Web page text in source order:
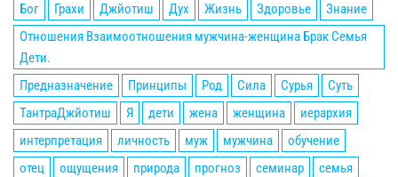
Бог
Грахи Джйотиш Дух Жизнь Здоровье
Знание
Отношения Взаимоотношения мужчина-женщина Брак Семья
Дети.
Предназначение
Принципы Род Сила Сурья
Суть
ТантраДжйотиш
Я дети жена женщина
иерархия
интерпретация
личность муж мужчина
обучение
отец
ощущения природа прогноз семинар
семья